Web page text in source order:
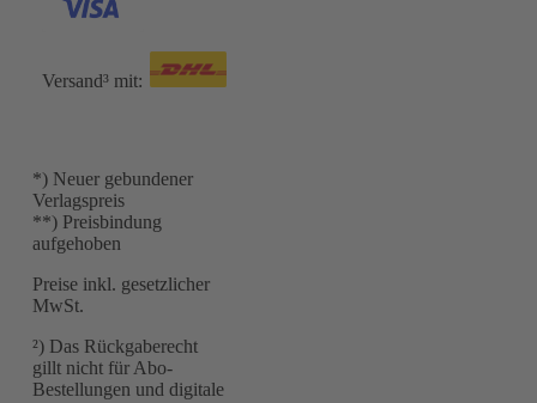
Versand³ mit:
*) Neuer gebundener
Verlagspreis
**) Preisbindung
aufgehoben
Preise inkl. gesetzlicher
MwSt.
²) Das Rückgaberecht
gillt nicht für Abo-
Bestellungen und digitale